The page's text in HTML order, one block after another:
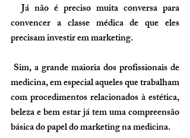
  Já não é preciso muita conversa para
convencer a classe médica de que eles
precisam investir em marketing.
medicina, em especial aqueles que trabalham
com procedimentos relacionados à estética,
beleza e bem estar já tem uma compreensão
básica do papel do marketing na medicina.